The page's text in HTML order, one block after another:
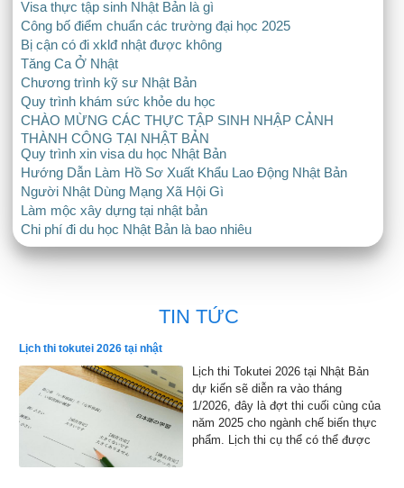
Visa thực tập sinh Nhật Bản là gì
Công bố điểm chuẩn các trường đại học 2025
Bị cận có đi xklđ nhật được không
Tăng Ca Ở Nhật
Chương trình kỹ sư Nhật Bản
Quy trình khám sức khỏe du học
CHÀO MỪNG CÁC THỰC TẬP SINH NHẬP CẢNH
THÀNH CÔNG TẠI NHẬT BẢN
Quy trình xin visa du học Nhật Bản
Hướng Dẫn Làm Hồ Sơ Xuất Khẩu Lao Động Nhật Bản
Người Nhật Dùng Mạng Xã Hội Gì
Làm mộc xây dựng tại nhật bản
Chi phí đi du học Nhật Bản là bao nhiêu
TIN TỨC
Lịch thi tokutei 2026 tại nhật
Lịch thi Tokutei 2026 tại Nhật Bản
dự kiến sẽ diễn ra vào tháng
1/2026, đây là đợt thi cuối cùng của
năm 2025 cho ngành chế biến thực
phẩm. Lịch thi cụ thể có thể được